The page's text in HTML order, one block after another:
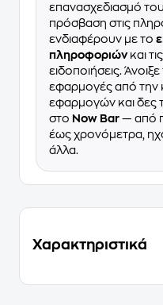
επανασχεδιασμό
πρόσβαση στις
ενδιαφέρουν με το
πληροφοριώνκαι
ειδοποιήσεις.
εφαρμογές από την
εφαρμογών και δες
στο Now Bar — από
έως χρονόμετρα,
άλλα.
Χαρακτηριστικά